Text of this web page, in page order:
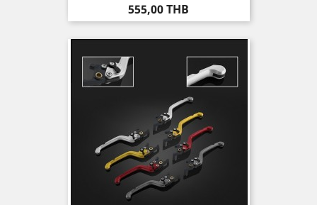
Prix
555,00 THB